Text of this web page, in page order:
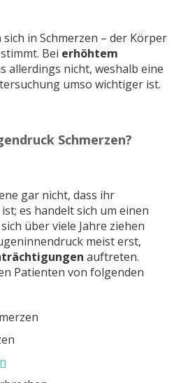
in Schmerzen – der Körper
Bei erhöhtem
allerdings nicht, weshalb eine
umso wichtiger ist.
Schmerzen?
gar nicht, dass ihr
es handelt sich um einen
über viele Jahre ziehen
meist erst,
auftreten.
Patienten von folgenden